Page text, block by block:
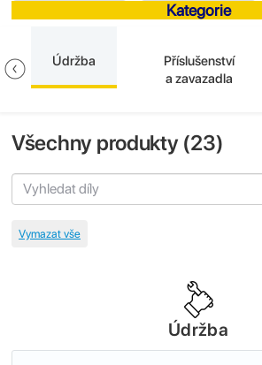
Kategorie
Údržba
Příslušenství
a zavazadla
Všechny produkty (23)
Údržba